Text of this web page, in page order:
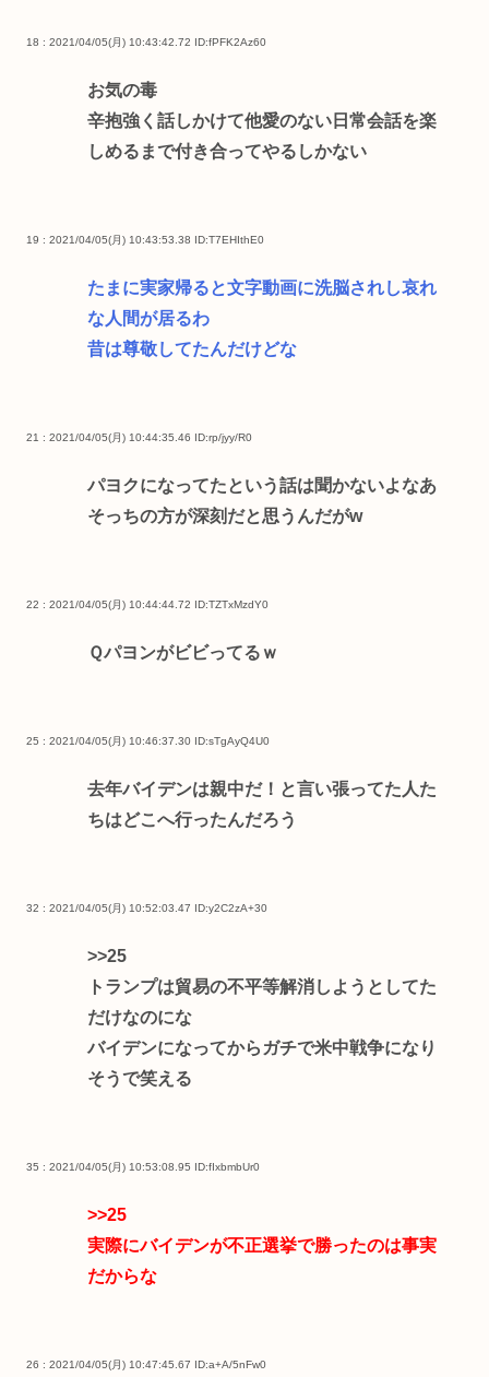
18 : 2021/04/05(月) 10:43:42.72 ID:fPFK2Az60
お気の毒
辛抱強く話しかけて他愛のない日常会話を楽
しめるまで付き合ってやるしかない
19 : 2021/04/05(月) 10:43:53.38 ID:T7EHIthE0
たまに実家帰ると文字動画に洗脳されし哀れ
な人間が居るわ
昔は尊敬してたんだけどな
21 : 2021/04/05(月) 10:44:35.46 ID:rp/jyy/R0
パヨクになってたという話は聞かないよなあ
そっちの方が深刻だと思うんだがw
22 : 2021/04/05(月) 10:44:44.72 ID:TZTxMzdY0
Ｑパヨンがビビってるｗ
25 : 2021/04/05(月) 10:46:37.30 ID:sTgAyQ4U0
去年バイデンは親中だ！と言い張ってた人た
ちはどこへ行ったんだろう
32 : 2021/04/05(月) 10:52:03.47 ID:y2C2zA+30
>>25
トランプは貿易の不平等解消しようとしてた
だけなのにな
バイデンになってからガチで米中戦争になり
そうで笑える
35 : 2021/04/05(月) 10:53:08.95 ID:fIxbmbUr0
>>25
実際にバイデンが不正選挙で勝ったのは事実
だからな
26 : 2021/04/05(月) 10:47:45.67 ID:a+A/5nFw0